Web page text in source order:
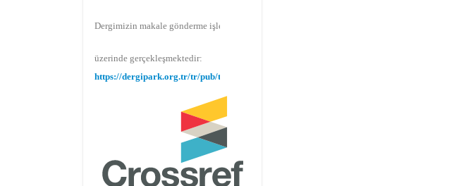
https://dergipark.org.tr/tr/pub/teke
Makale gönderimi için Dergipark sitemizi
https://dergipark.org.tr/tr/pub/teke